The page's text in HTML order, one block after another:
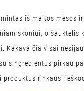
iš maltos mėsos
skoniui, o šauktelis
Kakava čia visai
singredientus pirkau
produktus rinkausi